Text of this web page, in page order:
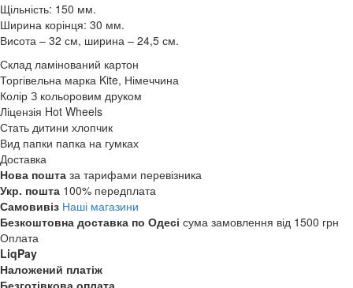
Щільність: 150 мм.
Ширина корінця: 30 мм.
Висота – 32 см, ширина – 24,5 см.
Склад ламінований картон
Торгівельна марка Kite, Німеччина
Колір З кольоровим друком
Ліцензія Hot Wheels
Стать дитини хлопчик
Вид папки папка на гумках
Доставка
Нова пошта за тарифами перевізника
Укр. пошта 100% передплата
Самовивіз Наші магазини
Безкоштовна доставка по Одесі сума замовлення від 1500 грн
Оплата
LiqPay
Наложений платіж